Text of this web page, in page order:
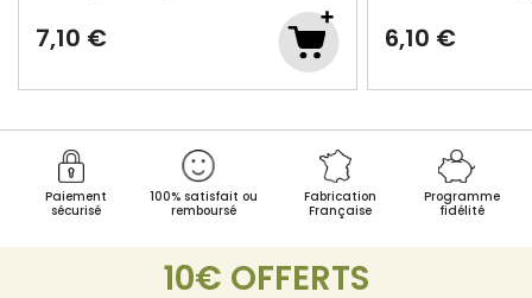
7,10 € 6,10 €
Paiement
sécurisé
100% satisfait ou
remboursé
Fabrication
Française
Programme
fidélité
10€ OFFERTS